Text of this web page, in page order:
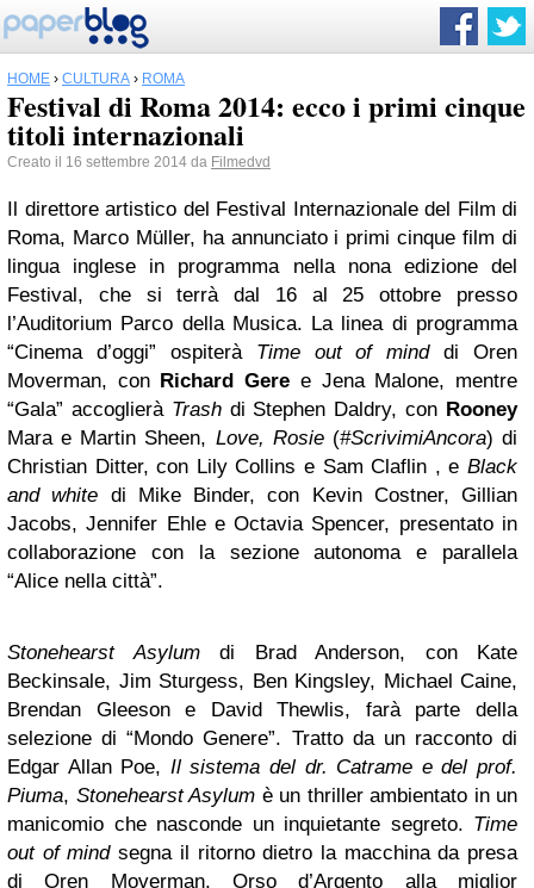
HOME › CULTURA › ROMA
Festival di Roma 2014: ecco i primi cinque
titoli internazionali
Creato il 16 settembre 2014 da Filmedvd
Il direttore artistico del Festival Internazionale del Film di
Roma, Marco Müller, ha annunciato i primi cinque film di
lingua inglese in programma nella nona edizione del
Festival, che si terrà dal 16 al 25 ottobre presso
l’Auditorium Parco della Musica. La linea di programma
“Cinema d’oggi” ospiterà Time out of minddi Oren
Moverman, con Richard Gere e Jena Malone, mentre
“Gala” accoglierà Trashdi Stephen Daldry, con Rooney
Mara e Martin Sheen, Love, Rosie(#ScrivimiAncora) di
Christian Ditter, con Lily Collins e Sam Claflin , eBlack
and white di Mike Binder, con Kevin Costner, Gillian
Jacobs, Jennifer Ehle e Octavia Spencer, presentato in
collaborazione con la sezione autonoma e parallela
“Alice nella città”.
Stonehearst Asylum di Brad Anderson, con Kate
Beckinsale, Jim Sturgess, Ben Kingsley, Michael Caine,
Brendan Gleeson e David Thewlis, farà parte della
selezione di “Mondo Genere”. Tratto da un racconto di
Edgar Allan Poe, Il sistema del dr. Catrame e del prof.
Piuma, Stonehearst Asylum è un thriller ambientato in un
manicomio che nasconde un inquietante segreto. Time
out of mindsegna il ritorno dietro la macchina da presa
di Oren Moverman, Orso d’Argento alla miglior